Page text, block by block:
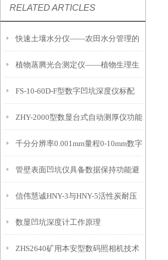
RELATED ARTICLES
快速土壤水分仪——农田水分管理的
便携式检测工具
植物蒸腾光合测定仪——植物生理生
态的实时监测设备
FS-10-60D-F型数字凹坑深度仪标配
IP54级表头分辨率0.01mm量程
10mm！
ZHY-2000型数显台式自动测厚仪功能
特点
千分分辨率0.001mm量程0-10mm数字
埋头度仪技术参数！
管壁表面凹坑仪具备数据保持功能避
免测试过程中测针移动导致数据变动
信伟慧诚HNY-3与HNY-5活性炭耐压
强度测定仪技术参数！
数显凹坑深度计工作原理
ZHS2640矿用本安型数码照相机技术